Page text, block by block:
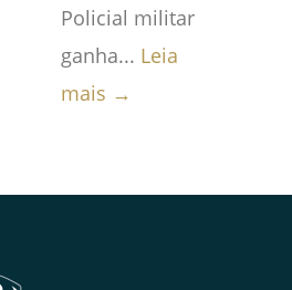
Policial militar
ganha... Leia
mais →